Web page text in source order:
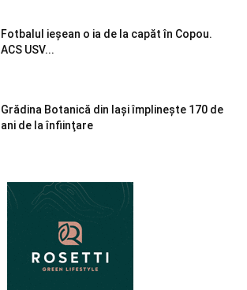
Fotbalul ieșean o ia de la capăt în Copou.
ACS USV...
Grădina Botanică din Iaşi împlineşte 170 de
ani de la înfiinţare